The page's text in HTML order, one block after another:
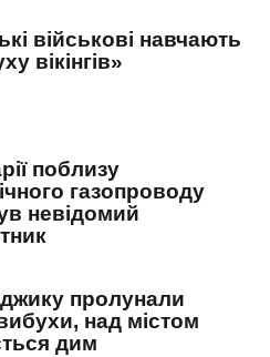
військові навчають
вікінгів»
поблизу
газопроводу
невідомий
пролунали
над містом
дим